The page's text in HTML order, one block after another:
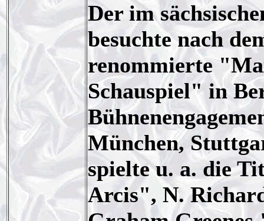
Der im
besuchte nach
renommierte
Schauspiel" in
München,
spielte u. a. die
Arcis", N.